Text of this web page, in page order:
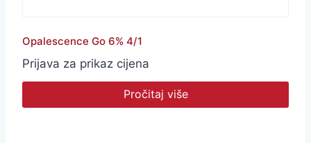
Opalescence Go 6% 4/1
Prijava za prikaz cijena
Pročitaj više